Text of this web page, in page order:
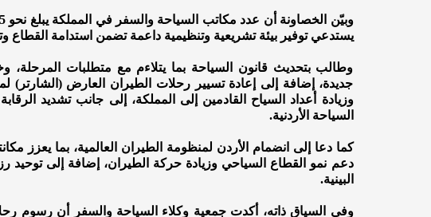
يستدعي توفير بيئة تشريعية وتنظيمية داعمة تضمن استدامة القطاع
وطالب بتحديث قانون السياحة بما يتلاءم مع متطلبات المرحلة،
جديدة، إضافة إلى إعادة تسيير رحلات الطيران العارض (الشارتر)
وزيادة أعداد السياح القادمين إلى المملكة، إلى جانب تشديد
السياحة الأردنية.
كما دعا إلى انضمام الأردن لمنظومة الطيران العالمية، بما يعزز
دعم نمو القطاع السياحي وزيادة حركة الطيران، إضافة إلى توحيد
البينية.